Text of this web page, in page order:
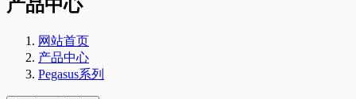
产品中心
网站首页
产品中心
Pegasus系列